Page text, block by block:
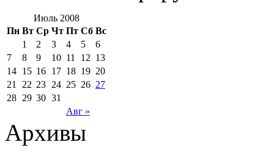
Июль 2008
Пн Вт Ср Чт Пт Сб Вс
Авг »
1 2 3 4 5
6
7
8 9 10 11 12 13
14 15 16 17 18 19 20
21
22 23 24 25 26 27
28 29 30 31
Архивы